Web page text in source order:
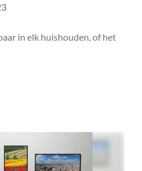
in elk huishouden, of het